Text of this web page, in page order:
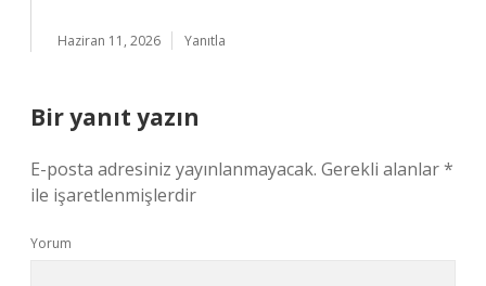
Haziran 11, 2026 Yanıtla
Bir yanıt yazın
E-posta adresiniz yayınlanmayacak. Gerekli alanlar*
ile işaretlenmişlerdir
Yorum